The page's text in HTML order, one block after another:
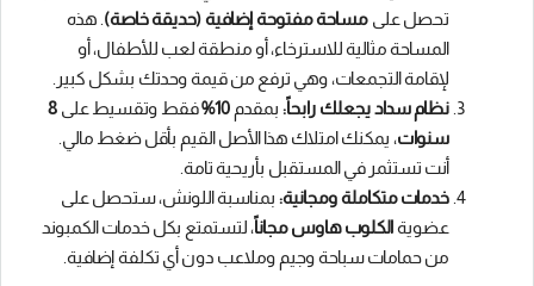
تحصل على مساحة مفتوحة إضافية (حديقة خاصة) . هذه
المساحة مثالية للاسترخاء، أو منطقة لعب للأطفال، أو
لإقامة التجمعات، وهي ترفع من قيمة وحدتك بشكل كبير.
نظام سداد يجعلك رابحاً: بمقدم 10% فقط وتقسيط على 8
سنوات، يمكنك امتلاك هذا الأصل القيم بأقل ضغط مالي.
أنت تستثمر في المستقبل بأريحية تامة.
خدمات متكاملة ومجانية: بمناسبة اللونش، ستحصل على
عضويةالكلوب هاوس مجاناً، لتستمتع بكل خدمات الكمبوند
من حمامات سباحة وجيم وملاعب دون أي تكلفة إضافية.